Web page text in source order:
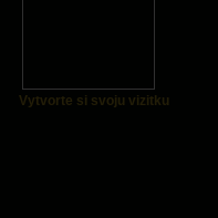
Vytvorte si svoju vizitku